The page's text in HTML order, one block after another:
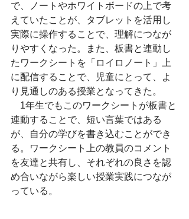
で、ノートやホワイトボードの上で考
えていたことが、タブレットを活用し
実際に操作することで、理解につなが
りやすくなった。また、板書と連動し
たワークシートを「ロイロノート」上
に配信することで、児童にとって、よ
り見通しのある授業となってきた。
1年生でもこのワークシートが板書と
連動することで、短い言葉ではある
が、自分の学びを書き込むことができ
る。ワークシート上の教員のコメント
を友達と共有し、それぞれの良さを認
め合いながら楽しい授業実践につなが
っている。